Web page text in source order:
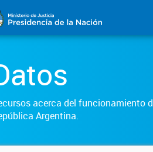
acerca del funcionamiento
Argentina.